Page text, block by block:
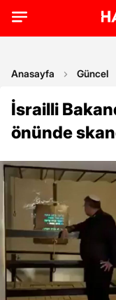
Anasayfa Güncel
İsrailli
önünde